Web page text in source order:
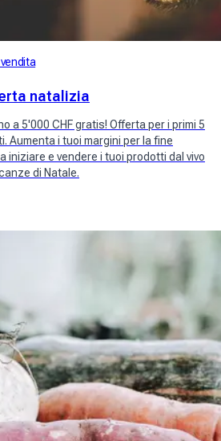
natalizia
a 5'000 CHF gratis! Offerta per i primi 5
Aumenta i tuoi margini per la fine
iniziare e vendere i tuoi prodotti dal vivo
di Natale.